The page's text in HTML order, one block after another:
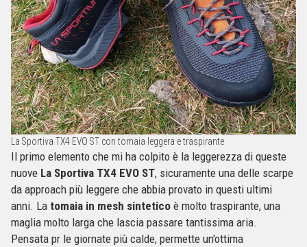
La Sportiva TX4 EVO ST con tomaia leggera e traspirante
Il primo elemento che mi ha colpito è la leggerezza di queste
nuove La Sportiva TX4 EVO ST, sicuramente una delle scarpe
da approach più leggere che abbia provato in questi ultimi
anni. La tomaia in mesh sintetico è molto traspirante, una
maglia molto larga che lascia passare tantissima aria.
Pensata pr le giornate più calde, permette un'ottima